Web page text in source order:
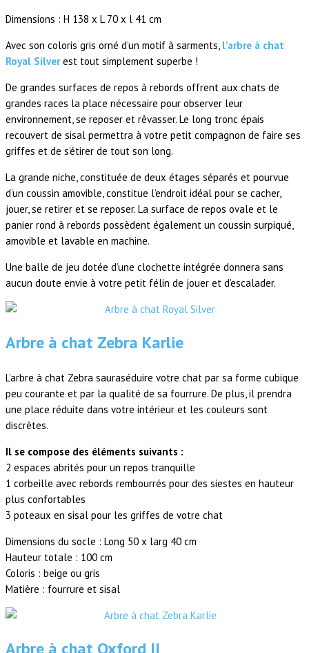
Dimensions : H 138 x L 70 x l 41 cm
Avec son coloris gris orné d’un motif à sarments, l’arbre à chat
Royal Silverest tout simplement superbe !
De grandes surfaces de repos à rebords offrent aux chats de
grandes races la place nécessaire pour observer leur
environnement, se reposer et rêvasser. Le long tronc épais
recouvert de sisal permettra à votre petit compagnon de faire ses
griffes et de s’étirer de tout son long.
La grande niche, constituée de deux étages séparés et pourvue
d’un coussin amovible, constitue l’endroit idéal pour se cacher,
jouer, se retirer et se reposer. La surface de repos ovale et le
panier rond à rebords possèdent également un coussin surpiqué,
amovible et lavable en machine.
Une balle de jeu dotée d’une clochette intégrée donnera sans
aucun doute envie à votre petit félin de jouer et d’escalader.
Arbre à chat Zebra Karlie
L’arbre à chat Zebra sauraséduire votre chat par sa forme cubique
peu courante et par la qualité de sa fourrure. De plus, il prendra
une place réduite dans votre intérieur et les couleurs sont
discrètes.
Il se compose des éléments suivants :
2 espaces abrités pour un repos tranquille
1 corbeille avec rebords rembourrés pour des siestes en hauteur
plus confortables
3 poteaux en sisal pour les griffes de votre chat
Dimensions du socle : Long 50 x larg 40 cm
Hauteur totale : 100 cm
Coloris : beige ou gris
Matière : fourrure et sisal
Arbre à chat Oxford II